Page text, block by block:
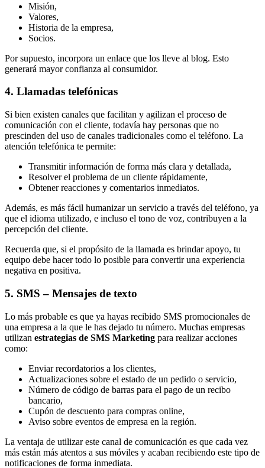
Misión,
Valores,
Historia de la empresa,
Socios.
Por supuesto, incorpora un enlace que los lleve al blog. Esto
generará mayor confianza al consumidor.
4. Llamadas telefónicas
Si bien existen canales que facilitan y agilizan el proceso de
comunicación con el cliente, todavía hay personas que no
prescinden del uso de canales tradicionales como el teléfono. La
atención telefónica te permite:
Transmitir información de forma más clara y detallada,
Resolver el problema de un cliente rápidamente,
Obtener reacciones y comentarios inmediatos.
Además, es más fácil humanizar un servicio a través del teléfono, ya
que el idioma utilizado, e incluso el tono de voz, contribuyen a la
percepción del cliente.
Recuerda que, si el propósito de la llamada es brindar apoyo, tu
equipo debe hacer todo lo posible para convertir una experiencia
negativa en positiva.
5. SMS – Mensajes de texto
Lo más probable es que ya hayas recibido SMS promocionales de
una empresa a la que le has dejado tu número. Muchas empresas
utilizan estrategias de SMS Marketing para realizar acciones
como:
Enviar recordatorios a los clientes,
Actualizaciones sobre el estado de un pedido o servicio,
Número de código de barras para el pago de un recibo
bancario,
Cupón de descuento para compras online,
Aviso sobre eventos de empresa en la región.
La ventaja de utilizar este canal de comunicación es que cada vez
más están más atentos a sus móviles y acaban recibiendo este tipo de
notificaciones de forma inmediata.